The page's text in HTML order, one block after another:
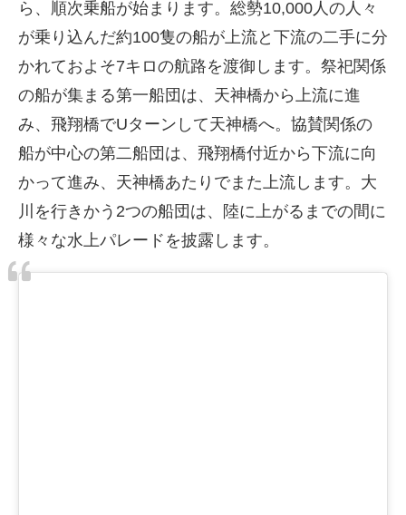
ら、順次乗船が始まります。総勢10,000人の人々
が乗り込んだ約100隻の船が上流と下流の二手に分
かれておよそ7キロの航路を渡御します。祭祀関係
の船が集まる第一船団は、天神橋から上流に進
み、飛翔橋でUターンして天神橋へ。協賛関係の
船が中心の第二船団は、飛翔橋付近から下流に向
かって進み、天神橋あたりでまた上流します。大
川を行きかう2つの船団は、陸に上がるまでの間に
様々な水上パレードを披露します。